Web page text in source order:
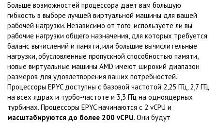
Больше возможностей процессора дает вам большую
гибкость в выборе лучшей виртуальной машины для вашей
рабочей нагрузки. Независимо от того, используете ли вы
рабочие нагрузки общего назначения, для которых требуется
баланс вычислений и памяти, или большие вычислительные
нагрузки, обусловленные пропускной способностью памяти,
новые виртуальные машины AMD имеют широкий диапазон
размеров для удовлетворения ваших потребностей.
Процессоры EPYC доступны с базовой частотой 2,25 ГГц, 2,7 ГГц
на всех ядрах и турбо-частоте и 3,3 ГГц на одноядерных
турбинах. Процессоры EPYC начинаются с 2 vCPU и
масштабируются до более 200 vCPU. Они будут